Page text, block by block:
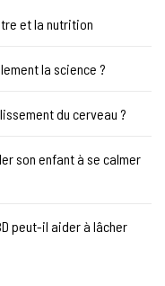
et la nutrition
la science ?
du cerveau ?
son enfant à se calmer
peut-il aider à lâcher